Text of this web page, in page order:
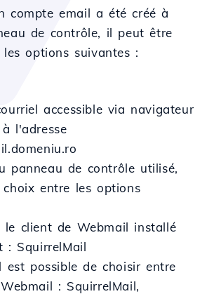
compte email a été créé à
de contrôle, il peut être
les options suivantes :
accessible via navigateur
l'adresse
panneau de contrôle utilisé,
entre les options
le client de Webmail installé
: SquirrelMail
est possible de choisir entre
: SquirrelMail,